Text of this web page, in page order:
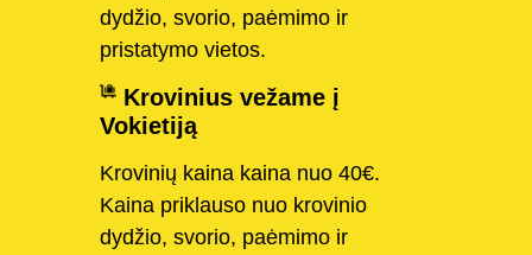
dydžio, svorio, paėmimo ir
pristatymo vietos.
Krovinius vežame į
Vokietiją
Krovinių kaina kaina nuo 40€.
Kaina priklauso nuo krovinio
dydžio, svorio, paėmimo ir